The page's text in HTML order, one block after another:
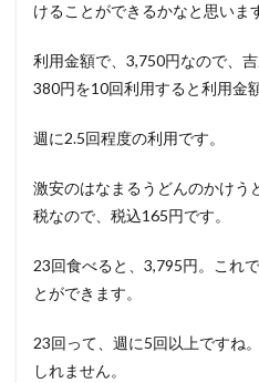
けることができるかなと思いま
利用金額で、3,750円なので、
380円を10回利用すると利用金
週に2.5回程度の利用です。
激安のはなまるうどんのかけう
税なので、税込165円です。
23回食べると、3,795円。これ
とができます。
23回って、週に5回以上ですね
しれません。